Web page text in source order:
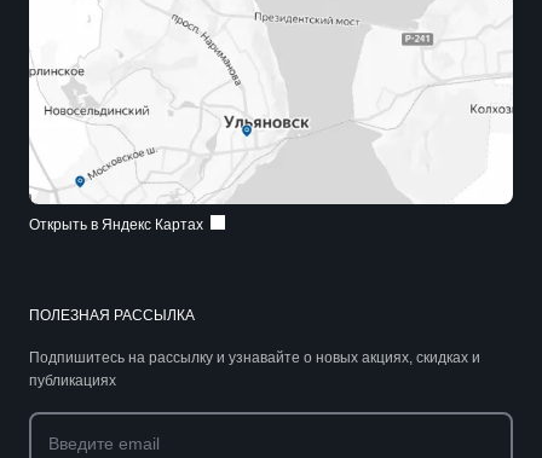
ПОЛЕЗНАЯ РАССЫЛКА
Подпишитесь на рассылку и узнавайте о новых акциях, скидках и
публикациях
Открыть в Яндекс Картах